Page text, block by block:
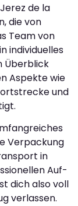
de la
die von
Team von
individuelles
Überblick
Aspekte wie
und
Verpackung
in
Auf-
dich also voll
verlassen.